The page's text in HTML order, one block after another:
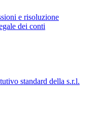
e risoluzione
dei conti
standard della s.r.l.